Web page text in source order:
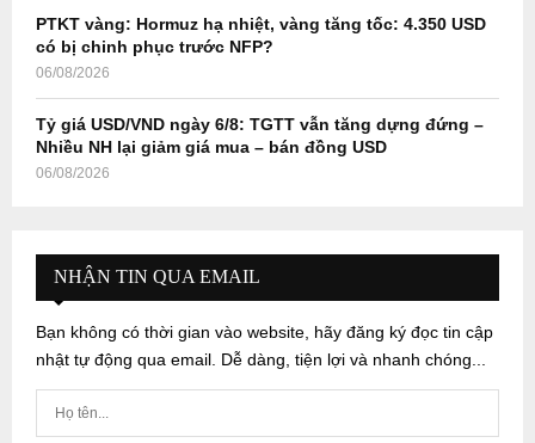
PTKT vàng: Hormuz hạ nhiệt, vàng tăng tốc: 4.350 USD
có bị chinh phục trước NFP?
06/08/2026
Tỷ giá USD/VND ngày 6/8: TGTT vẫn tăng dựng đứng –
Nhiều NH lại giảm giá mua – bán đồng USD
06/08/2026
NHẬN TIN QUA EMAIL
Bạn không có thời gian vào website, hãy đăng ký đọc tin cập
nhật tự động qua email. Dễ dàng, tiện lợi và nhanh chóng...